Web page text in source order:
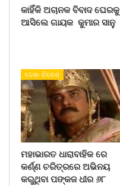
କାହିଁକି ଅଚାନକ ବିବାଦ ଘେରକୁ
ଆସିଲେ ଗାୟକ କୁମାର ସାନୁ
ଦେଶ- ବିଦେଶ
ମହାଭାରତ ଧାରାବାହିକ ରେ
କର୍ଣ୍ଣ ଚରିତ୍ରରେ ଅଭିନୟ
କରୁଥିବା ପଙ୍କଜ ଧୀର ୬୮